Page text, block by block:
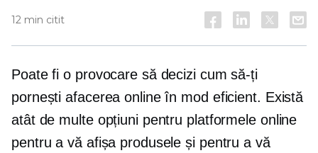
12 min citit
Poate fi o provocare să decizi cum să-ți
pornești afacerea online în mod eficient. Există
atât de multe opțiuni pentru platformele online
pentru a vă afișa produsele și pentru a vă